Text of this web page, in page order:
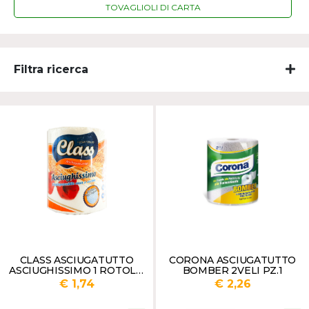
TOVAGLIOLI DI CARTA
Filtra ricerca
CLASS ASCIUGATUTTO
ASCIUGHISSIMO 1 ROTOLO
2 VELI GR 270
€ 1,74
CORONA ASCIUGATUTTO
BOMBER 2VELI PZ.1
€ 2,26